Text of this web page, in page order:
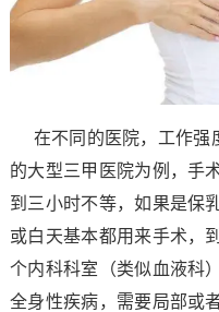
在不同的医院，工作强
的大型三甲医院为例，手
到三小时不等，如果是保
或白天基本都用来手术，
个内科科室（类似血液科
全身性疾病，需要局部或